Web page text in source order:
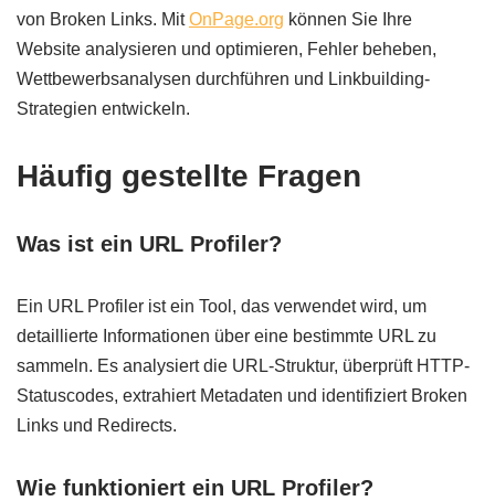
von Broken Links. MitOnPage.org können Sie Ihre
Website analysieren und optimieren, Fehler beheben,
Wettbewerbsanalysen durchführen und Linkbuilding-
Strategien entwickeln.
Häufig gestellte Fragen
Was ist ein URL Profiler?
Ein URL Profiler ist ein Tool, das verwendet wird, um
detaillierte Informationen über eine bestimmte URL zu
sammeln. Es analysiert die URL-Struktur, überprüft HTTP-
Statuscodes, extrahiert Metadaten und identifiziert Broken
Links und Redirects.
Wie funktioniert ein URL Profiler?